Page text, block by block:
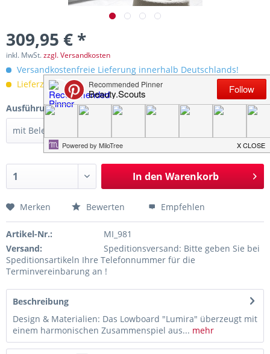
309,95 € *
inkl. MwSt.zzgl. Versandkosten
Versandkostenfreie Lieferung innerhalb Deutschlands!
Lieferzeit 10-15 Werktage
Ausführung:
In den Warenkorb
Merken Bewerten Empfehlen
Artikel-Nr.:
MI_981
Versand:
Speditionsversand: Bitte geben Sie bei
Speditionsartikeln Ihre Telefonnummer für die
Terminvereinbarung an !
Beschreibung
Design & Materialien: Das Lowboard "Lumira" überzeugt mit
einem harmonischen Zusammenspiel aus... mehr